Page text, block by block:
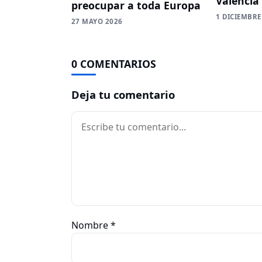
preocupar a toda Europa
27 MAYO 2026 1
0 COMENTARIOS
Deja tu comentario
Comentario
Nombre*